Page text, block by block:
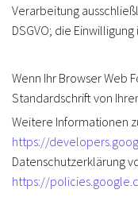
Verarbeitung
DSGVO; die
Wenn Ihr Browser Web
Standardschrift von
Weitere Informationen
https://
Datenschutzerklärung
https://